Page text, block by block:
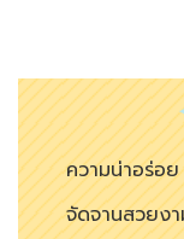
ความน่าอร่อย
จัดจานสวยง